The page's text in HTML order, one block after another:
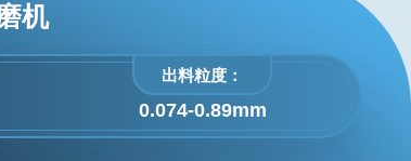
机
出料粒度：
0.074-0.89mm